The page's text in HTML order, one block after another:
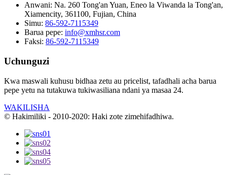
Anwani: Na. 260 Tong'an Yuan, Eneo la Viwanda la Tong'an,
Xiamencity, 361100, Fujian, China
Simu: 86-592-7115349
Barua pepe: info@xmhsr.com
Faksi: 86-592-7115349
Uchunguzi
Kwa maswali kuhusu bidhaa zetu au pricelist, tafadhali acha barua
pepe yetu na tutakuwa tukiwasiliana ndani ya masaa 24.
WAKILISHA
© Hakimiliki - 2010-2020: Haki zote zimehifadhiwa.